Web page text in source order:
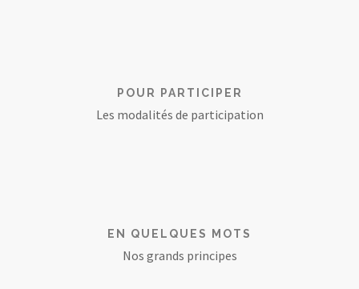
POUR PARTICIPER
Les modalités de participation
EN QUELQUES MOTS
Nos grands principes